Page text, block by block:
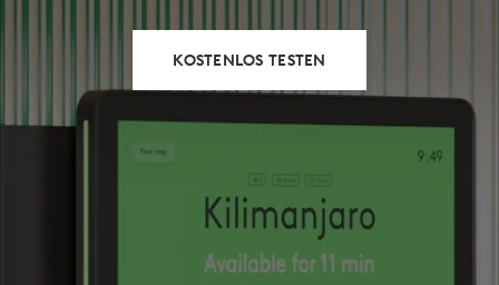
KOSTENLOS TESTEN